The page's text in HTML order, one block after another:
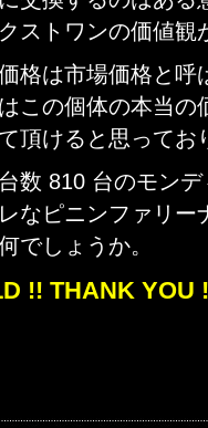
ストワンの価値観
格は市場価格と呼
この個体の本当の
頂けると思ってお
数 810 台のモン
なピニンファリ
でしょうか。
!! THANK YOU